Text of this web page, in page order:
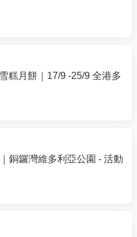
- 阿拉丁
，請留意以下規定：
40 分鐘開放進場。
何人士進場，亦不設遲
到而未能進場的觀眾，可
據公司政策，一律不設
糕月餅｜17/9 -25/9 全港多
銅鑼灣維多利亞公園 - 活動